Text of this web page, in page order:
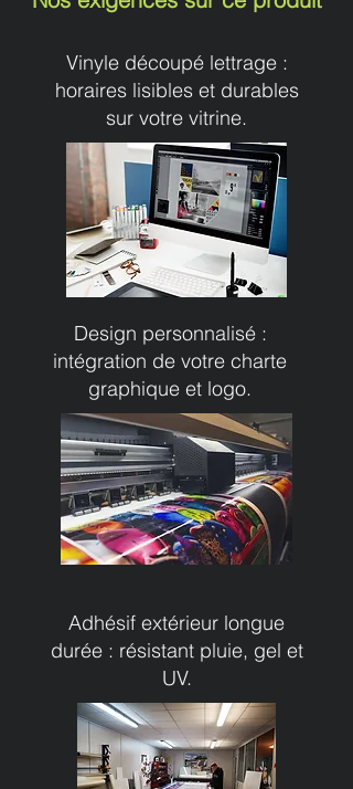
Vinyle découpé lettrage :
horaires lisibles et durables
sur votre vitrine.
Design personnalisé :
intégration de votre charte
graphique et logo.
Adhésif extérieur longue
durée : résistant pluie, gel et
UV.